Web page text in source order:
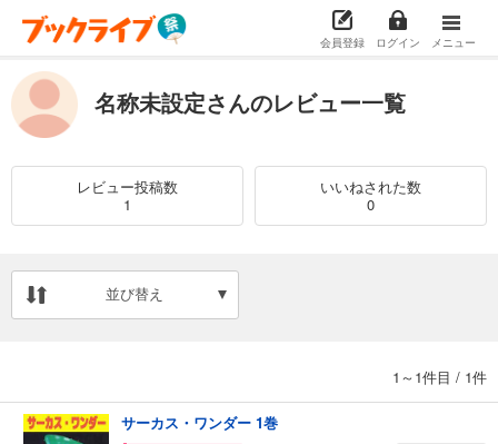
会員登録 ログイン メニュー
名称未設定さんのレビュー一覧
レビュー投稿数
1
いいねされた数
0
並び替え
1～1件目 / 1件
サーカス・ワンダー 1巻